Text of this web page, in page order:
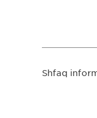
Shfaq